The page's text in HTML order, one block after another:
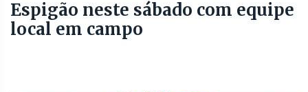
Espigão neste sábado com equipe
local em campo